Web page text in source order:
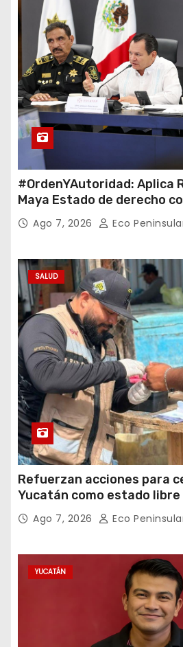
#OrdenYAutoridad: Aplica
Maya Estado de derecho
coordinación y saldo blanco
Ago 7, 2026 Eco
SALUD
Refuerzan acciones para
Yucatán como estado libre
Ago 7, 2026 Eco
YUCATÁN